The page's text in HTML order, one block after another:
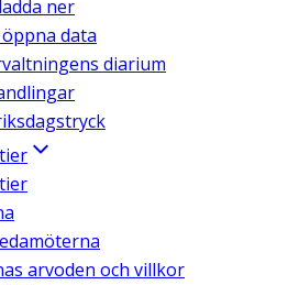
ner
data
diarium
arvoden och villkor